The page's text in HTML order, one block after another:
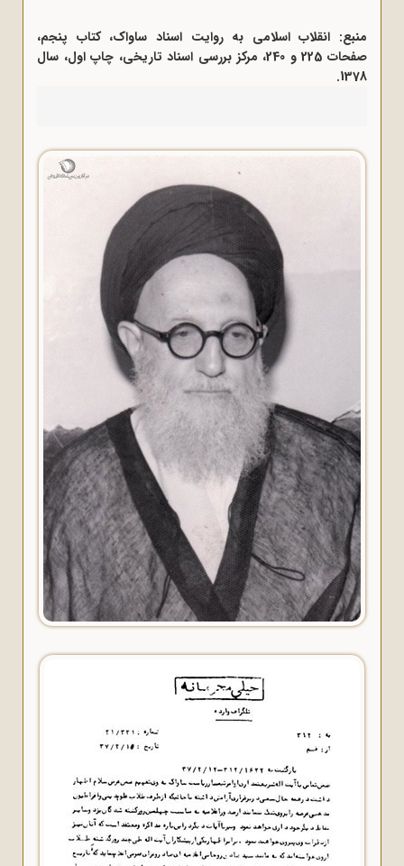
منبع: انقلاب اسلامی به روایت اسناد ساواک، کتاب پنجم،
صفحات 225 و 240، مرکز بررسی اسناد تاریخی، چاپ اول، سال
1378.